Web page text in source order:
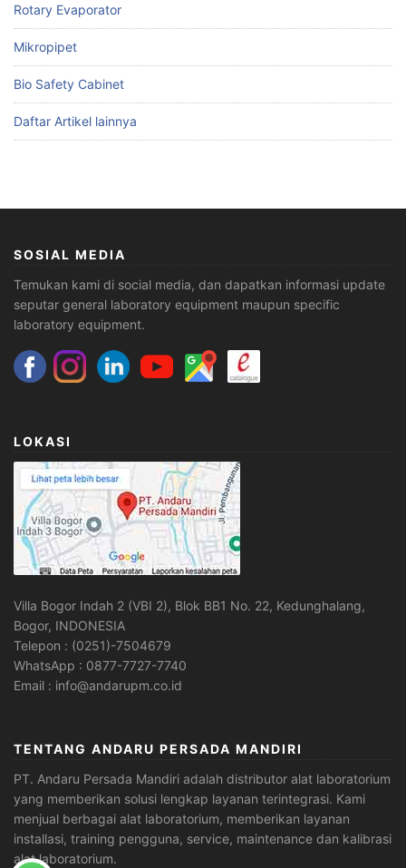
Rotary Evaporator
Mikropipet
Bio Safety Cabinet
Daftar Artikel lainnya
SOSIAL MEDIA
Temukan kami di social media, dan dapatkan informasi update
seputar general laboratory equipment maupun specific
laboratory equipment.
LOKASI
Villa Bogor Indah 2 (VBI 2), Blok BB1 No. 22, Kedunghalang,
Bogor, INDONESIA
Telepon : (0251)-7504679
WhatsApp : 0877-7727-7740
Email : info@andarupm.co.id
TENTANG ANDARU PERSADA MANDIRI
PT. Andaru Persada Mandiri adalah distributor alat laboratorium
yang memberikan solusi lengkap layanan terintegrasi. Kami
menjual berbagai alat laboratorium, memberikan layanan
installasi, training pengguna, service, maintenance dan kalibrasi
alat laboratorium.